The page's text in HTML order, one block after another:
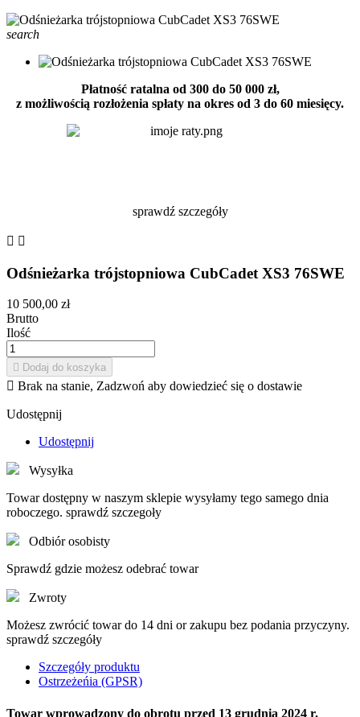
search
Płatność ratalna od 300 do 50 000 zł,
z możliwością rozłożenia spłaty na okres od 3 do 60 miesięcy.
sprawdź szczegóły
 
Odśnieżarka trójstopniowa CubCadet XS3 76SWE
10 500,00 zł
Brutto
Ilość
 Dodaj do koszyka
 Brak na stanie, Zadzwoń aby dowiedzieć się o dostawie
Udostępnij
Udostępnij
Wysyłka
Towar dostępny w naszym sklepie wysyłamy tego samego dnia
roboczego. sprawdź szczegoły
Odbiór osobisty
Sprawdź gdzie możesz odebrać towar
Zwroty
Możesz zwrócić towar do 14 dni or zakupu bez podania przyczyny.
sprawdź szczegóły
Szczegóły produktu
Ostrzeżeńia (GPSR)
Towar wprowadzony do obrotu przed 13 grudnia 2024 r.